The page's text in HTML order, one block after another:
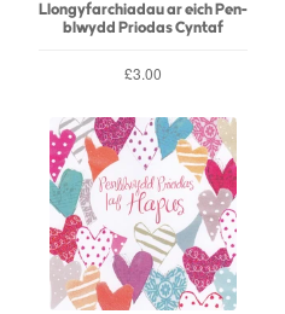
Llongyfarchiadau ar eich Pen-
blwydd Priodas Cyntaf
£3.00